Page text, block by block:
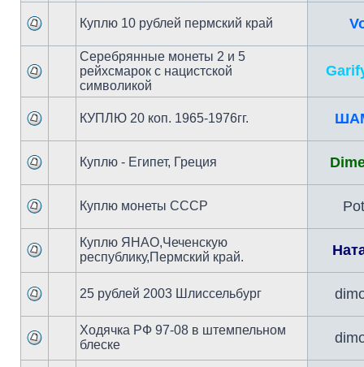
Куплю 10 рублей пермский край
Серебрянные монеты 2 и 5
рейхсмарок с нацистской
символикой
КУПЛЮ 20 коп. 1965-1976гг.
Куплю - Египет, Греция
Куплю монеты СССР
Куплю ЯНАО,Чеченскую
республику,Пермский край.
25 рублей 2003 Шлиссельбург
Ходячка РФ 97-08 в штемпельном
блеске